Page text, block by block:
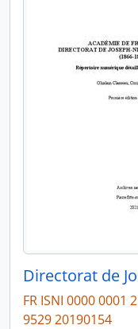
FR ISNI 0000 0001
9529 20190154